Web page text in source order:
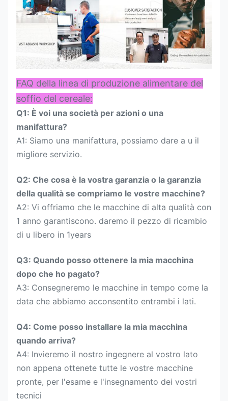
FAQ della linea di produzione alimentare del
soffio del cereale:
Q1: È voi una società per azioni o una
manifattura?
A1: Siamo una manifattura, possiamo dare a u il
migliore servizio.
Q2: Che cosa è la vostra garanzia o la garanzia
della qualità se compriamo le vostre macchine?
A2: Vi offriamo che le macchine di alta qualità con
1 anno garantiscono. daremo il pezzo di ricambio
di u libero in 1years
Q3: Quando posso ottenere la mia macchina
dopo che ho pagato?
A3: Consegneremo le macchine in tempo come la
data che abbiamo acconsentito entrambi i lati.
Q4: Come posso installare la mia macchina
quando arriva?
A4: Invieremo il nostro ingegnere al vostro lato
non appena ottenete tutte le vostre macchine
pronte, per l'esame e l'insegnamento dei vostri
tecnici